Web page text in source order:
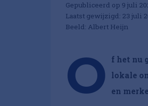
Gepubliceerd op 9 juli
Laatst gewijzigd: 23 juli
Beeld: Albert Heijn
O
f het nu
lokale
en